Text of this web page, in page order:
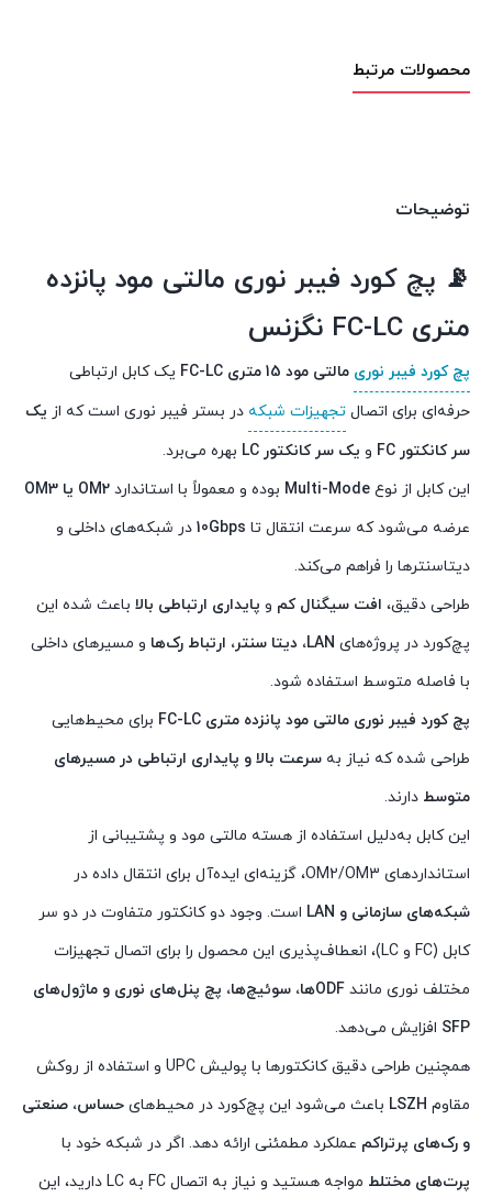
محصولات مرتبط
توضیحات
📡 پچ کورد فیبر نوری مالتی مود پانزده
متری FC-LC نگزنس
پچ کورد فیبر نوری مالتی مود 15 متری FC-LC
یک کابل ارتباطی
حرفه‌ای برای اتصال تجهیزات شبکه در بستر فیبر نوری است که از یک
سر کانکتور FC
و یک سر کانکتور LC
بهره می‌برد.
این کابل از نوع Multi-Mode بوده و معمولاً با استاندارد OM2 یا OM3
عرضه می‌شود که سرعت انتقال تا 10Gbps در شبکه‌های داخلی و
دیتاسنترها را فراهم می‌کند.
طراحی دقیق، افت سیگنال کم و پایداری ارتباطی بالا باعث شده این
پچ‌کورد در پروژه‌های LAN، دیتا سنتر، ارتباط رک‌ها
و مسیرهای داخلی
با فاصله متوسط استفاده شود.
پچ کورد فیبر نوری مالتی مود پانزده متری FC-LC
برای محیط‌هایی
طراحی شده که نیاز به سرعت بالا و پایداری ارتباطی در مسیرهای
متوسط دارند.
این کابل به‌دلیل استفاده از هسته مالتی مود و پشتیبانی از
استانداردهای OM2/OM3، گزینه‌ای ایده‌آل برای انتقال داده در
شبکه‌های سازمانی و LAN
است. وجود دو کانکتور متفاوت در دو سر
کابل (FC و LC)، انعطاف‌پذیری این محصول را برای اتصال تجهیزات
مختلف نوری مانند
ODF‌ها، سوئیچ‌ها، پچ پنل‌های نوری و ماژول‌های
SFP افزایش می‌دهد.
همچنین طراحی دقیق کانکتورها با پولیش UPC و استفاده از روکش
مقاوم LSZH باعث می‌شود این پچ‌کورد در محیط‌های حساس، صنعتی
و رک‌های پرتراکم عملکرد مطمئنی ارائه دهد. اگر در شبکه خود با
پرت‌های مختلط
مواجه هستید و نیاز به اتصال FC به LC دارید، این